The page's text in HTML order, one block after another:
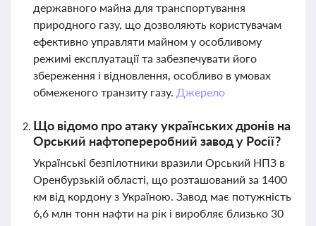
державного майна для транспортування
природного газу, що дозволяють користувачам
ефективно управляти майном у особливому
режимі експлуатації та забезпечувати його
збереження і відновлення, особливо в умовах
обмеженого транзиту газу. Джерело
Що відомо про атаку українських дронів на
Орський нафтопереробний завод у Росії?
Українські безпілотники вразили Орський НПЗ в
Оренбурзькій області, що розташований за 1400
км від кордону з Україною. Завод має потужність
6,6 млн тонн нафти на рік і виробляє близько 30